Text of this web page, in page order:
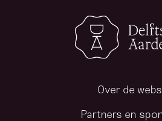
Over de
Partners en